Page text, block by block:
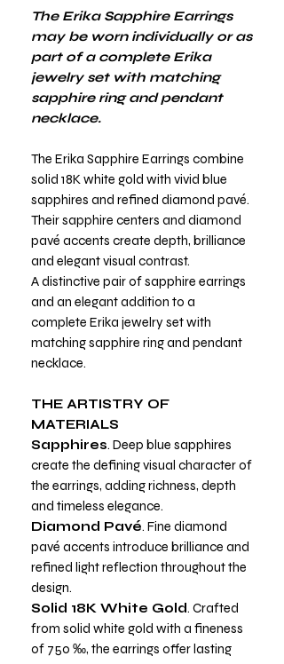
The Erika Sapphire Earrings
may be worn individually or as
part of a complete Erika
jewelry set with matching
sapphire ring and pendant
necklace.
The Erika Sapphire Earrings combine
solid 18K white gold with vivid blue
sapphires and refined diamond pavé.
Their sapphire centers and diamond
pavé accents create depth, brilliance
and elegant visual contrast.
A distinctive pair of sapphire earrings
and an elegant addition to a
complete Erika jewelry set with
matching sapphire ring and pendant
necklace.
THE ARTISTRY OF
MATERIALS
Sapphires. Deep blue sapphires
create the defining visual character of
the earrings, adding richness, depth
and timeless elegance.
Diamond Pavé. Fine diamond
pavé accents introduce brilliance and
refined light reflection throughout the
design.
Solid 18K White Gold. Crafted
from solid white gold with a fineness
of 750 ‰, the earrings offer lasting